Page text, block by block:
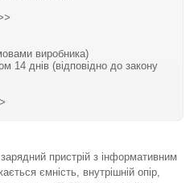
виробника)
14 днів (відповідно до закону
пристрій з інформативним
ємність, внутрішній опір,